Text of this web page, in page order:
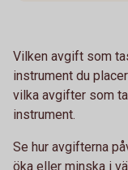
Vilken avgift som
instrument du
vilka avgifter som
instrument.
Se hur avgifterna
öka eller minska i